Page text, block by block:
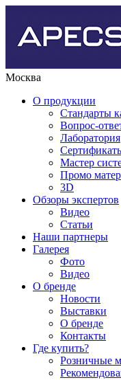
Москва
О продукции
Стандарты
Вопрос-
Лаборатория
Мастер
Промо
3D
Обзоры экспертов
Видео
Статьи
Наши партнеры
Галерея
Фото
Видео
О бренде
Новости
Выставки
О бренде
Контакты
Где купить?
Розничные